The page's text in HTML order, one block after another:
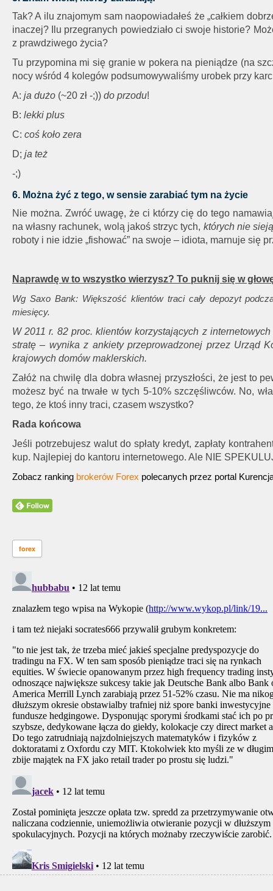
Tak? A ilu znajomym sam naopowiadałeś że „całkiem
inaczej? Ilu przegranych powiedziało ci swoje historie?
z prawdziwego życia?
Tu przypomina mi się granie w pokera na pieniądze (na
nocy wśród 4 kolegów podsumowywaliśmy urobek przy
A: ja dużo (~20 zł -;)) do przodu!
B: lekki plus
C: coś koło zera
D; ja też
-;)
6. Można żyć z tego, w sensie zarabiać tym na życie
Nie można. Zwróć uwagę, że ci którzy cię do tego
na własny rachunek, wolą jakoś strzyc tych, których nie
roboty i nie idzie „fishować” na swoje – idiota, marnuje się
Naprawdę w to wszystko wierzysz? To puknij się w
Wg Saxo Bank: Większość klientów traci cały depozyt
miesięcy.
W 2011 r. 82 proc. klientów korzystających z
stratę – wynika z ankiety przeprowadzonej przez Urząd
krajowych domów maklerskich.
Załóż na chwilę dla dobra własnej przyszłości, że jest to
możesz być na trwałe w tych 5-10% szczęśliwców. No,
tego, że ktoś inny traci, czasem wszystko?
Rada końcowa
Jeśli potrzebujesz walut do spłaty kredyt, zapłaty
kup. Najlepiej do kantoru internetowego. Ale NIE
Zobacz ranking brokerów Forex polecanych przez portal
forex